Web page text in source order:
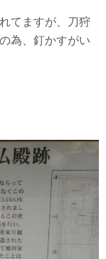
てますが、刀狩
為、釘かすがい